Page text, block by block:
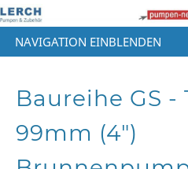
NAVIGATION EINBLENDEN
Baureihe GS -
99mm (4")